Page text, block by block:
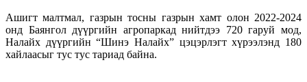
Ашигт малтмал, газрын тосны газрын хамт олон 2022-2024
онд Баянгол дүүргийн агропаркад нийтдээ 720 гаруй мод,
Налайх дүүргийн “Шинэ Налайх” цэцэрлэгт хүрээлэнд 180
хайлаасыг тус тус тариад байна.